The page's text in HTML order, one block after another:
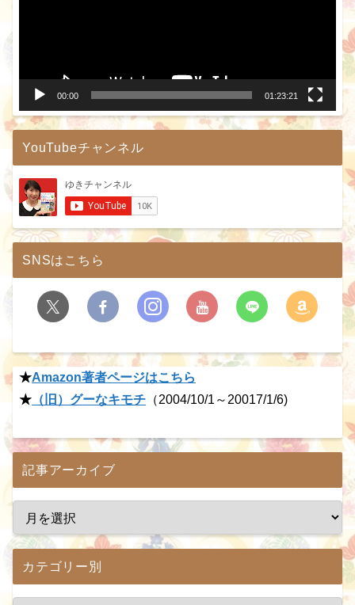
00:00 01:23:21
YouTubeチャンネル
SNSはこちら
★Amazon著者ページはこちら
★ （旧）グーなキモチ （2004/10/1～20017/1/6)
記事アーカイブ
カテゴリー別